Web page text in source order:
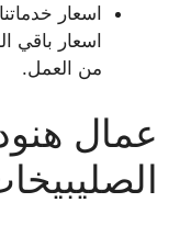
اسعار
اسعار باقي
من العمل.
عمال